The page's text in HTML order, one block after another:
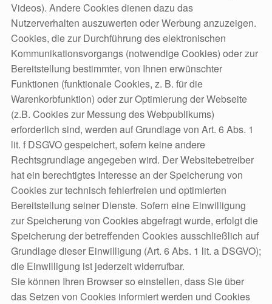
Videos). Andere Cookies dienen dazu das
Nutzerverhalten auszuwerten oder Werbung anzuzeigen.
Cookies, die zur Durchführung des elektronischen
Kommunikationsvorgangs (notwendige Cookies) oder zur
Bereitstellung bestimmter, von Ihnen erwünschter
Funktionen (funktionale Cookies, z. B. für die
Warenkorbfunktion) oder zur Optimierung der Webseite
(z.B. Cookies zur Messung des Webpublikums)
erforderlich sind, werden auf Grundlage von Art. 6 Abs. 1
lit. f DSGVO gespeichert, sofern keine andere
Rechtsgrundlage angegeben wird. Der Websitebetreiber
hat ein berechtigtes Interesse an der Speicherung von
Cookies zur technisch fehlerfreien und optimierten
Bereitstellung seiner Dienste. Sofern eine Einwilligung
zur Speicherung von Cookies abgefragt wurde, erfolgt die
Speicherung der betreffenden Cookies ausschließlich auf
Grundlage dieser Einwilligung (Art. 6 Abs. 1 lit. a DSGVO);
die Einwilligung ist jederzeit widerrufbar.
Sie können Ihren Browser so einstellen, dass Sie über
das Setzen von Cookies informiert werden und Cookies